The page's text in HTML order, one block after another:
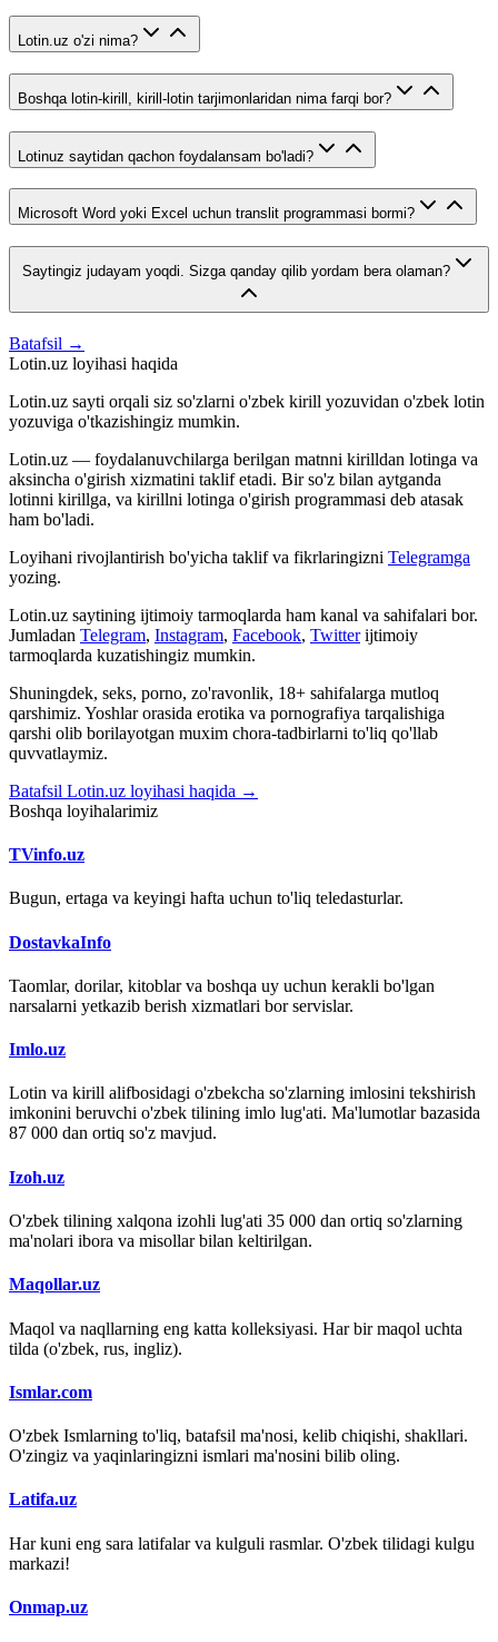
Lotin.uz o'zi nima?
Boshqa lotin-kirill, kirill-lotin tarjimonlaridan nima farqi bor?
Lotinuz saytidan qachon foydalansam bo'ladi?
Microsoft Word yoki Excel uchun translit programmasi bormi?
Saytingiz judayam yoqdi. Sizga qanday qilib yordam bera olaman?
Batafsil →
Lotin.uz loyihasi haqida
Lotin.uz sayti orqali siz so'zlarni o'zbek kirill yozuvidan o'zbek lotin
yozuviga o'tkazishingiz mumkin.
Lotin.uz — foydalanuvchilarga berilgan matnni kirilldan lotinga va
aksincha o'girish xizmatini taklif etadi. Bir so'z bilan aytganda
lotinni kirillga, va kirillni lotinga o'girish programmasi deb atasak
ham bo'ladi.
Loyihani rivojlantirish bo'yicha taklif va fikrlaringizni Telegramga
yozing.
Lotin.uz saytining ijtimoiy tarmoqlarda ham kanal va sahifalari bor.
Jumladan Telegram, Instagram, Facebook, Twitter ijtimoiy
tarmoqlarda kuzatishingiz mumkin.
Shuningdek, seks, porno, zo'ravonlik, 18+ sahifalarga mutloq
qarshimiz. Yoshlar orasida erotika va pornografiya tarqalishiga
qarshi olib borilayotgan muxim chora-tadbirlarni to'liq qo'llab
quvvatlaymiz.
Batafsil Lotin.uz loyihasi haqida →
Boshqa loyihalarimiz
TVinfo.uz
Bugun, ertaga va keyingi hafta uchun to'liq teledasturlar.
DostavkaInfo
Taomlar, dorilar, kitoblar va boshqa uy uchun kerakli bo'lgan
narsalarni yetkazib berish xizmatlari bor servislar.
Imlo.uz
Lotin va kirill alifbosidagi o'zbekcha so'zlarning imlosini tekshirish
imkonini beruvchi o'zbek tilining imlo lug'ati. Ma'lumotlar bazasida
87 000 dan ortiq so'z mavjud.
Izoh.uz
O'zbek tilining xalqona izohli lug'ati 35 000 dan ortiq so'zlarning
ma'nolari ibora va misollar bilan keltirilgan.
Maqollar.uz
Maqol va naqllarning eng katta kolleksiyasi. Har bir maqol uchta
tilda (o'zbek, rus, ingliz).
Ismlar.com
O'zbek Ismlarning to'liq, batafsil ma'nosi, kelib chiqishi, shakllari.
O'zingiz va yaqinlaringizni ismlari ma'nosini bilib oling.
Latifa.uz
Har kuni eng sara latifalar va kulguli rasmlar. O'zbek tilidagi kulgu
markazi!
Onmap.uz